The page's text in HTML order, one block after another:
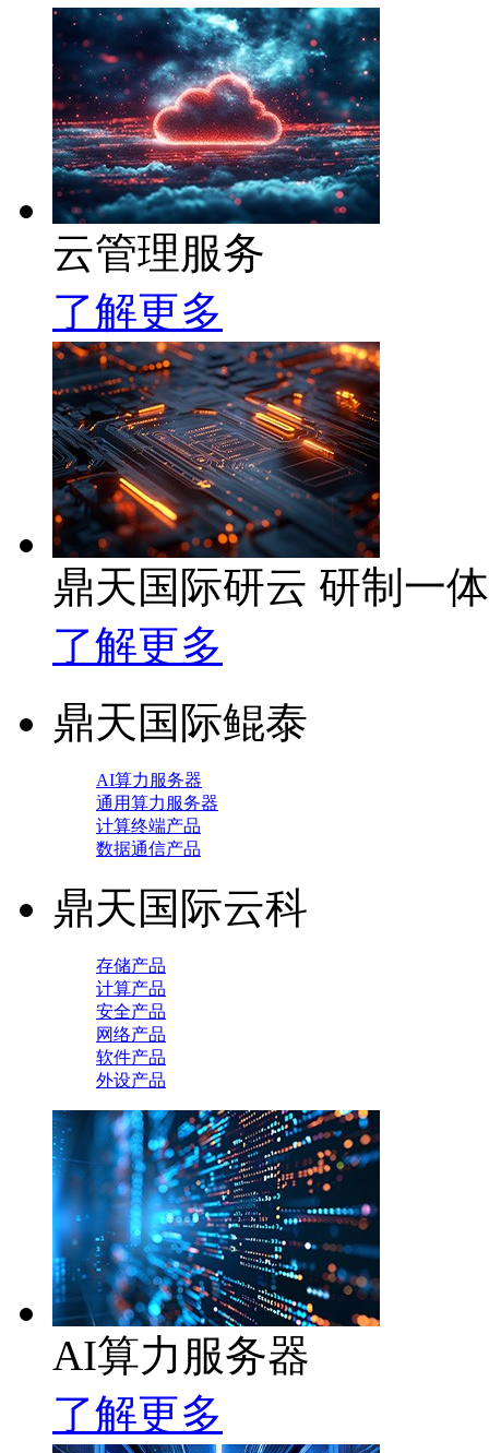
云管理服务
了解更多
鼎天国际研云 研制一
了解更多
鼎天国际鲲泰
AI算力服务器
通用算力服务器
计算终端产品
数据通信产品
鼎天国际云科
存储产品
计算产品
安全产品
网络产品
软件产品
外设产品
AI算力服务器
了解更多